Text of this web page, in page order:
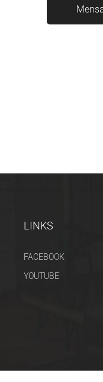
LINKS
FACEBOOK
YOUTUBE